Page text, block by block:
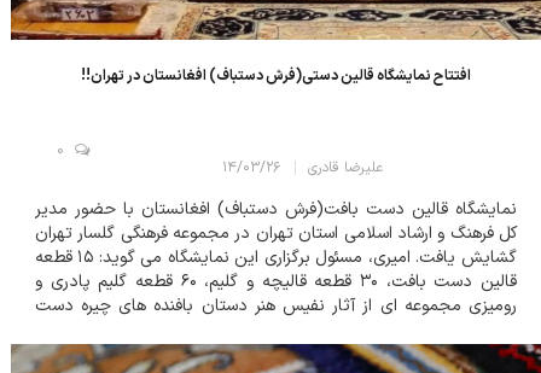
افتتاح نمایشگاه قالین دستی(فرش دستباف) افغانستان در تهران!!
علیرضا قادری ۱۴/۰۳/۲۶
0
نمایشگاه قالین دست بافت(فرش دستباف) افغانستان با حضور مدیر
کل فرهنگ و ارشاد اسلامی استان تهران در مجموعه فرهنگی گلسار تهران
گشایش یافت. امیری، مسئول برگزاری این نمایشگاه می گوید: ۱۵ قطعه
قالین دست بافت، ۳۰ قطعه قالیچه و گلیم، ۶۰ قطعه گلیم پادری و
رومیزی مجموعه ای از آثار نفیس هنر دستان بافنده های چیره دست
هدف ما از برگزاری این نما...